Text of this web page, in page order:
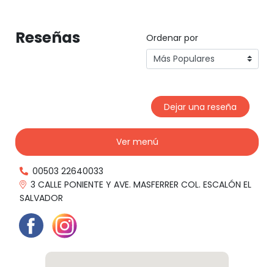
Reseñas Ordenar por
Dejar una reseña
Ver menú
00503 22640033
3 CALLE PONIENTE Y AVE. MASFERRER COL. ESCALÓN EL
SALVADOR